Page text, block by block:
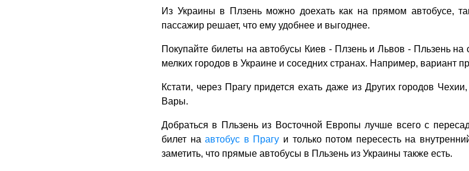
Из Украины в Плзень можно доехать как на прямом автобусе,
пассажир решает, что ему удобнее и выгоднее.
Покупайте билеты на автобусы Киев - Плзень и Львов - Пльзень
мелких городов в Украине и соседних странах. Например, вариант
Кстати, через Прагу придется ехать даже из Других городов
Вары.
Добраться в Пльзень из Восточной Европы лучше всего с
билет наавтобус в Прагу и только потом пересесть на
заметить, что прямые автобусы в Пльзень из Украины также есть.